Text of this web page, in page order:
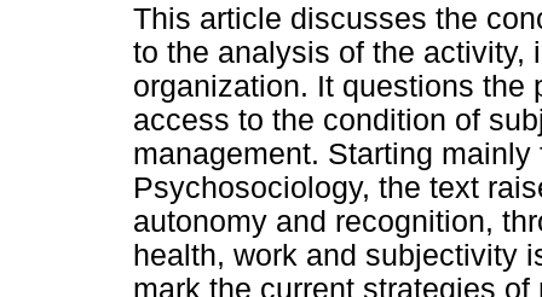
This article discusses the
to the analysis of the activity,
organization. It questions the
access to the condition of
management. Starting
Psychosociology, the text
autonomy and recognition,
health, work and subjectivity
mark the current strategies